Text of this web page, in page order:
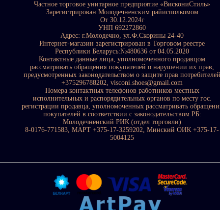
Частное торговое унитарное предприятие «ВискониСтиль»
Зарегистрирован Молодечненским райисполкомом
От 30.12.2024г
УНП 692272860
Адрес: г.Молодечно, ул.Ф.Скорины 24-40
Интернет-магазин зарегистрирован в Торговом реестре
Республики Беларусь:№480636 от 04.05.2020
Контактные данные лица, уполномоченного продавцом
рассматривать обращения покупателей о нарушении их прав,
предусмотренных законодательством о защите прав потребителей
+375296788202, visconi.shoes@gmail.com
Номера контактных телефонов работников местных
исполнительных и распорядительных органов по месту гос.
регистрации продавца, уполномоченных рассматривать
покупателей в соответствии с законодательством РБ:
Молодечненский РИК (отдел торговли)
8-0176-771583, МАРТ +375-17-3259202, Минский ОИК +375-17-
5004125